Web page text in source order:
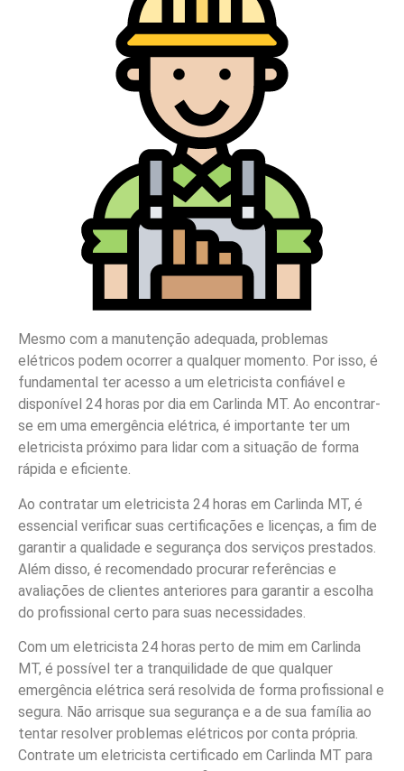
Mesmo com a manutenção adequada, problemas
elétricos podem ocorrer a qualquer momento. Por isso, é
fundamental ter acesso a um eletricista confiável e
disponível 24 horas por dia em Carlinda MT. Ao encontrar-
se em uma emergência elétrica, é importante ter um
eletricista próximo para lidar com a situação de forma
rápida e eficiente.
Ao contratar um eletricista 24 horas em Carlinda MT, é
essencial verificar suas certificações e licenças, a fim de
garantir a qualidade e segurança dos serviços prestados.
Além disso, é recomendado procurar referências e
avaliações de clientes anteriores para garantir a escolha
do profissional certo para suas necessidades.
Com um eletricista 24 horas perto de mim em Carlinda
MT, é possível ter a tranquilidade de que qualquer
emergência elétrica será resolvida de forma profissional e
segura. Não arrisque sua segurança e a de sua família ao
tentar resolver problemas elétricos por conta própria.
Contrate um eletricista certificado em Carlinda MT para